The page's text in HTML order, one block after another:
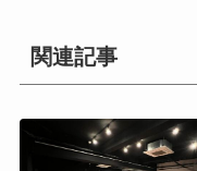
関連記事